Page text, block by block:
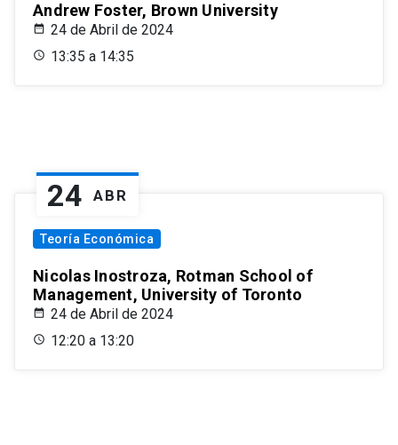
Andrew Foster, Brown University
24 de Abril de 2024
13:35 a 14:35
24 ABR
Teoría Económica
Nicolas Inostroza, Rotman School of
Management, University of Toronto
24 de Abril de 2024
12:20 a 13:20